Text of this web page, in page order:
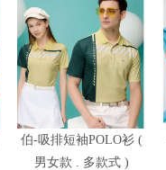
伯-吸排短袖POLO衫 (
男女款 . 多款式 )